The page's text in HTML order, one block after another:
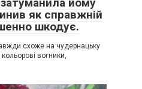
як справжній
шкодує.
схоже на чудернацьку
вогники,